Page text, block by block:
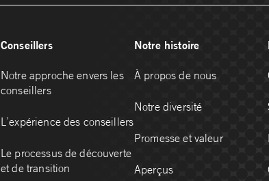
Conseillers
Notre approche envers les
conseillers
L’expérience des conseillers
Le processus de découverte
et de transition
Notre histoire
À propos de nous
Notre diversité
Promesse et valeur
Aperçus